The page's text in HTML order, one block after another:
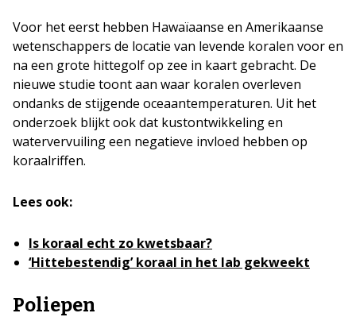
Voor het eerst hebben Hawaïaanse en Amerikaanse
wetenschappers de locatie van levende koralen voor en
na een grote hittegolf op zee in kaart gebracht. De
nieuwe studie toont aan waar koralen overleven
ondanks de stijgende oceaantemperaturen. Uit het
onderzoek blijkt ook dat kustontwikkeling en
watervervuiling een negatieve invloed hebben op
koraalriffen.
Lees ook:
Is koraal echt zo kwetsbaar?
‘Hittebestendig’ koraal in het lab gekweekt
Poliepen